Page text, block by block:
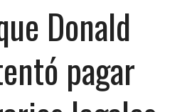
Donald
pagar